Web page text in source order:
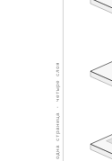
одна страница · четыре слоя